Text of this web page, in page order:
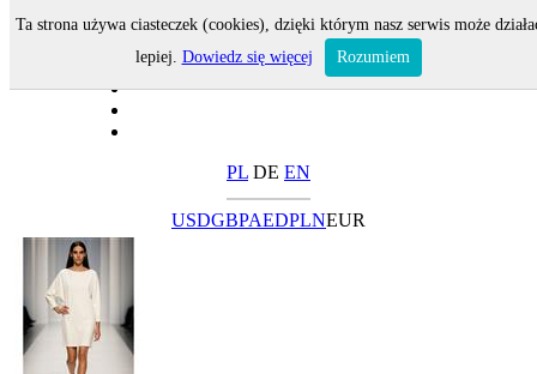
PL DE EN
USDGBPAEDPLNEUR
Ta strona używa ciasteczek (cookies), dzięki którym nasz serwis może
lepiej. Dowiedz się więcej Rozumiem